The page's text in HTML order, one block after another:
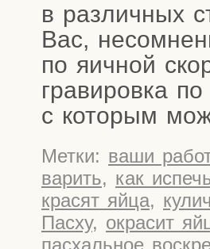
в раз­лич­ных
Вас,
по яич­ной
гра­ви­ров­ка
с кото­рым
Метки: ваши
варить, как
красят яйца, кулич
Пасху, окрасит
пасхальное